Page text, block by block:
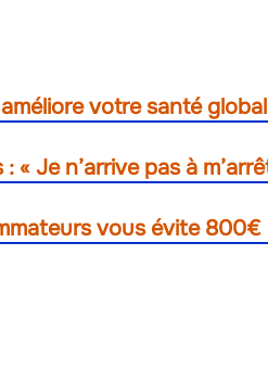
votre santé
Je n’arrive pas à
vous évite 800€